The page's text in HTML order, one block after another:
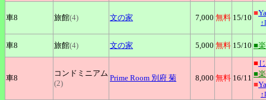
車8 旅館(4) 文の家 7,000 無料 15/10
■
車8 旅館(4) 文の家 5,000 無料 15/10 ■
車8
コンドミニアム
(2)
Prime Room 別府 菊 8,000 無料 16/11
■
■
■